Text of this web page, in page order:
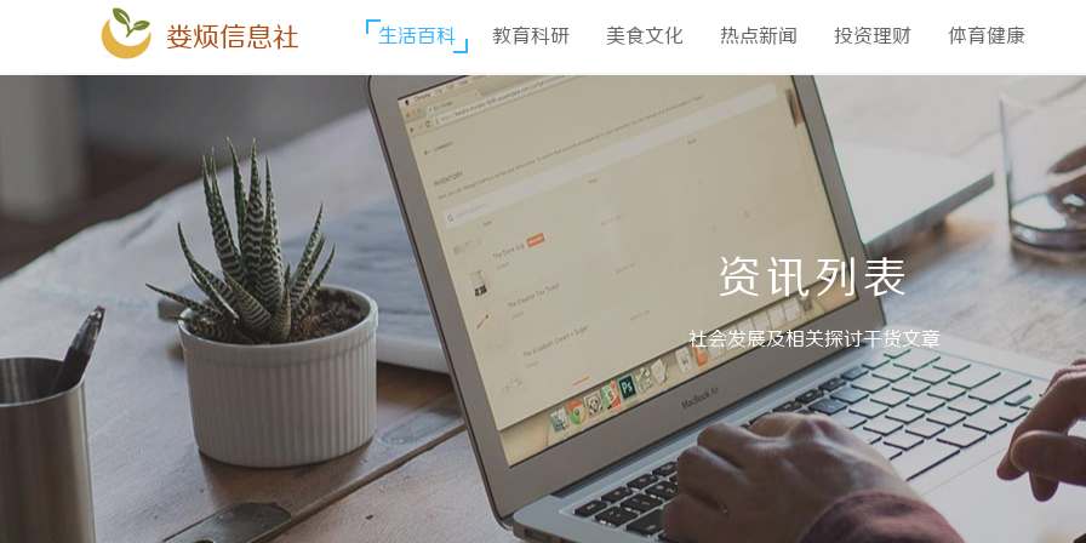
娄烦信息社 生活百科 教育科研 美食文化 热点新闻 投资理财 体育健康
资讯列表
社会发展及相关探讨干货文章